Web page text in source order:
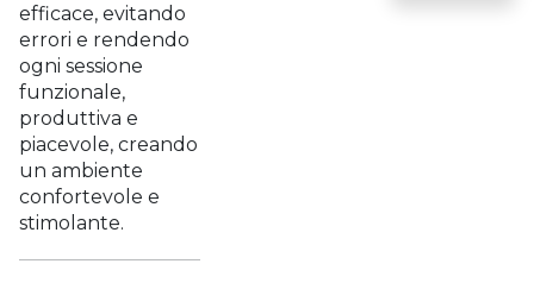
efficace, evitando
errori e rendendo
ogni sessione
funzionale,
produttiva e
piacevole, creando
un ambiente
confortevole e
stimolante.